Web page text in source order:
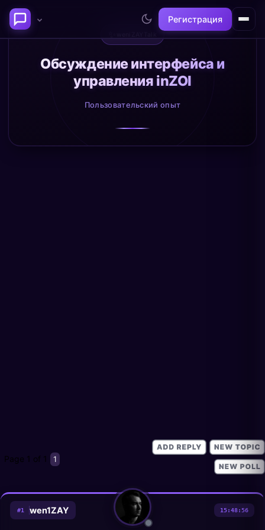
Регистрация
Последние темы
Философия сознания:
где граница между "я" и
Нейронаука и
реальность
Обсуждение интерфейса и
управления inZOI
Пользовательский опыт
Page 1 of 1 1
#1 wen1ZAY 15:48:56